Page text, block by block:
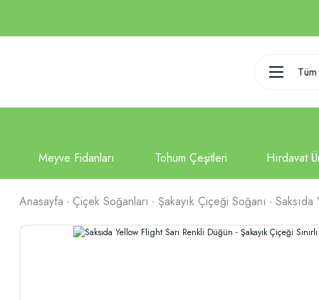
Anasayfa Çiçek Soğanları Şakayık Çiçeği Soğanı Saksıda